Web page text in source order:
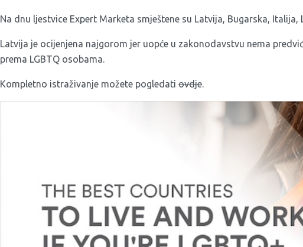
Na dnu ljestvice Expert Marketa smještene su Latvija, Bugarska, Italija,
Latvija je ocijenjena najgorom jer uopće u zakonodavstvu nema
prema LGBTQ osobama.
Kompletno istraživanje možete pogledati ovdje.